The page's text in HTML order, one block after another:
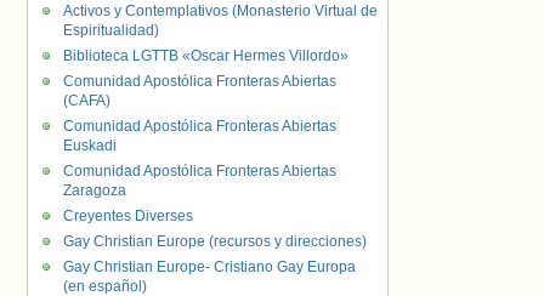
Activos y Contemplativos (Monasterio Virtual de
Espiritualidad)
Biblioteca LGTTB «Oscar Hermes Villordo»
Comunidad Apostólica Fronteras Abiertas
(CAFA)
Comunidad Apostólica Fronteras Abiertas
Euskadi
Comunidad Apostólica Fronteras Abiertas
Zaragoza
Creyentes Diverses
Gay Christian Europe (recursos y direcciones)
Gay Christian Europe- Cristiano Gay Europa
(en español)